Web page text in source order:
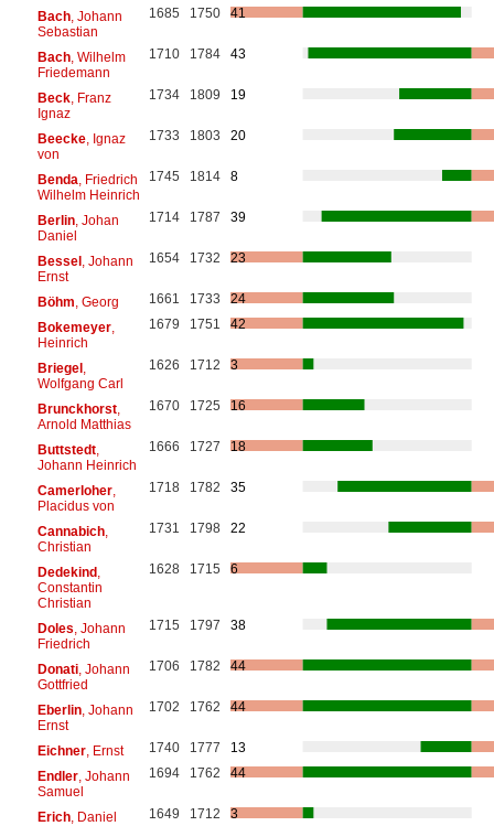
Bach, Johann
Sebastian
1685 1750 41
Bach, Wilhelm
Friedemann
1710 1784 43
Beck, Franz
Ignaz
1734 1809 19
Beecke, Ignaz
von
1733 1803 20
Benda , Friedrich
Wilhelm Heinrich
1745 1814 8
Berlin, Johan
Daniel
1714 1787 39
Bessel, Johann
Ernst
1654 1732 23
Böhm , Georg 1661 1733
24
Bokemeyer,
Heinrich
1679 1751 42
Briegel,
Wolfgang Carl
1626 1712 3
Brunckhorst,
Arnold Matthias
1670 1725 16
Buttstedt,
Johann Heinrich
1666 1727 18
Camerloher,
Placidus von
1718 1782 35
Cannabich,
Christian
1731 1798 22
Dedekind,
Constantin
Christian
1628 1715 6
Doles , Johann
Friedrich
1715 1797 38
Donati, Johann
Gottfried
1706 1782 44
Eberlin, Johann
Ernst
1702 1762 44
Eichner, Ernst 1740 1777
13
Endler, Johann
Samuel
1694 1762 44
Erich, Daniel 1649 1712
3